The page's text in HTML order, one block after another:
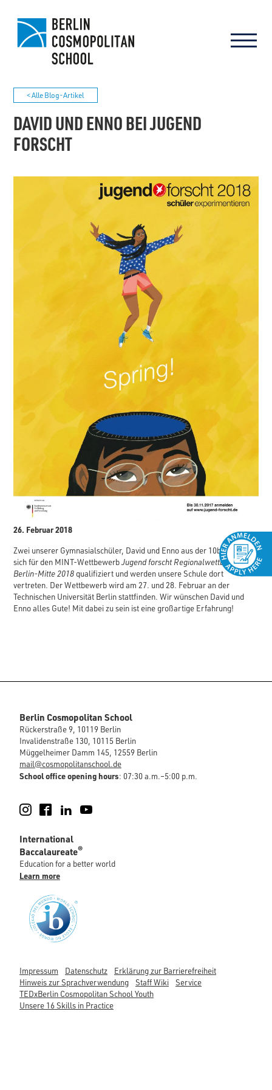
< Alle Blog-Artikel
DAVID UND ENNO BEI JUGEND
FORSCHT
26. Februar 2018
Zwei unserer Gymnasialschüler, David und Enno aus der 10b haben
sich für den MINT-WettbewerbJugend forscht Regionalwettbewerb
Berlin-Mitte 2018qualifiziert und werden unsere Schule dort
vertreten. Der Wettbewerb wird am 27. und 28. Februar an der
Technischen Universität Berlin stattfinden. Wir wünschen David und
Enno alles Gute! Mit dabei zu sein ist eine großartige Erfahrung!
Berlin Cosmopolitan School
Rückerstraße 9, 10119 Berlin
Invalidenstraße 130, 10115 Berlin
Müggelheimer Damm 145, 12559 Berlin
mail@cosmopolitanschool.de
School office opening hours: 07:30 a.m.–5:00 p.m.
Instagram
FacebookLinkedIn
International
Baccalaureate®
Education for a better world
Learn more
Impressum Datenschutz
Erklärung zur Barrierefreiheit
Hinweis zur Sprachverwendung
Staff Wiki
Service
TEDxBerlin Cosmopolitan School Youth
Unsere 16 Skills in Practice